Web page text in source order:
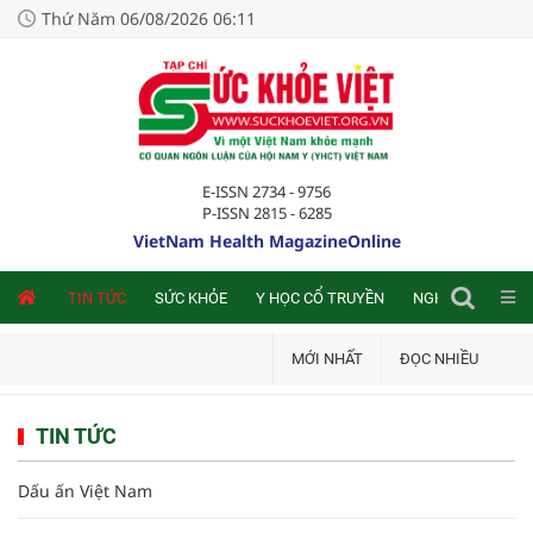
Thứ Năm 06/08/2026 06:11
E-ISSN 2734 - 9756
P-ISSN 2815 - 6285
VietNam Health MagazineOnline
TIN TỨC SỨC KHỎE Y HỌC CỔ TRUYỀN NGHIÊN CỨU
MỚI NHẤT ĐỌC NHIỀU
TIN TỨC
Dấu ấn Việt Nam